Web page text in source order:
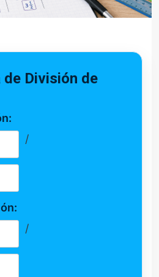
División de
/
/